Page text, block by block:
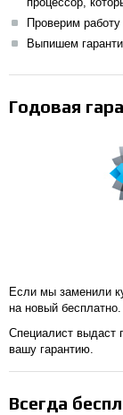
Проверим
Выпишем
Годовая
Если мы заменили
на новый бесплатно.
Специалист выдаст
вашу гарантию.
Всегда